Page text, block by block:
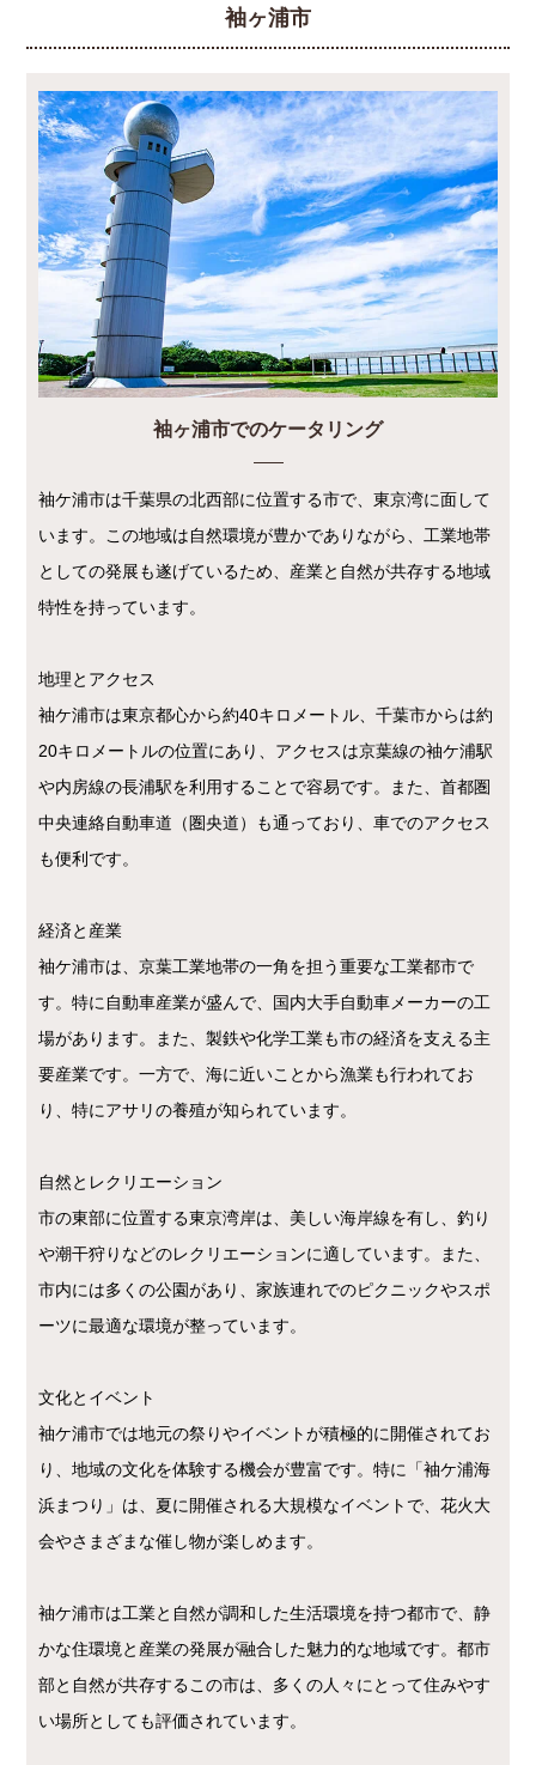
袖ヶ浦市
袖ヶ浦市でのケータリング
袖ケ浦市は千葉県の北西部に位置する市で、東京湾に面して
います。この地域は自然環境が豊かでありながら、工業地帯
としての発展も遂げているため、産業と自然が共存する地域
特性を持っています。
地理とアクセス
袖ケ浦市は東京都心から約40キロメートル、千葉市からは約
20キロメートルの位置にあり、アクセスは京葉線の袖ケ浦駅
や内房線の長浦駅を利用することで容易です。また、首都圏
中央連絡自動車道（圏央道）も通っており、車でのアクセス
も便利です。
経済と産業
袖ケ浦市は、京葉工業地帯の一角を担う重要な工業都市で
す。特に自動車産業が盛んで、国内大手自動車メーカーの工
場があります。また、製鉄や化学工業も市の経済を支える主
要産業です。一方で、海に近いことから漁業も行われてお
り、特にアサリの養殖が知られています。
自然とレクリエーション
市の東部に位置する東京湾岸は、美しい海岸線を有し、釣り
や潮干狩りなどのレクリエーションに適しています。また、
市内には多くの公園があり、家族連れでのピクニックやスポ
ーツに最適な環境が整っています。
文化とイベント
袖ケ浦市では地元の祭りやイベントが積極的に開催されてお
り、地域の文化を体験する機会が豊富です。特に「袖ケ浦海
浜まつり」は、夏に開催される大規模なイベントで、花火大
会やさまざまな催し物が楽しめます。
袖ケ浦市は工業と自然が調和した生活環境を持つ都市で、静
かな住環境と産業の発展が融合した魅力的な地域です。都市
部と自然が共存するこの市は、多くの人々にとって住みやす
い場所としても評価されています。